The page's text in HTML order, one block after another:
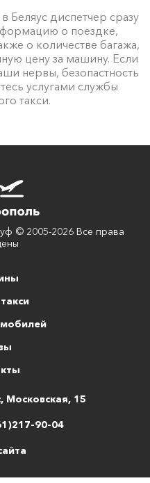
Беляус диспетчер сразу
о поездке,
о количестве багажа,
цену за машину. Если
нервы, безопастность
услугами службы
такси.
© 2005-2026 Все права
Московская, 15
90-04